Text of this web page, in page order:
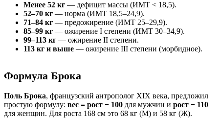
Менее 52 кг — дефицит массы (ИМТ < 18,5).
52–70 кг — норма (ИМТ 18,5–24,9).
71–84 кг — предожирение (ИМТ 25–29,9).
85–99 кг — ожирение I степени (ИМТ 30–34,9).
99–113 кг — ожирение II степени.
113 кг и выше — ожирение III степени (морбидное).
Формула Брока
Поль Брока, французский антрополог XIX века, предложил
простую формулу: вес = рост − 100 для мужчин и рост − 110
для женщин. Для роста 168 см это 68 кг (М) и 58 кг (Ж).